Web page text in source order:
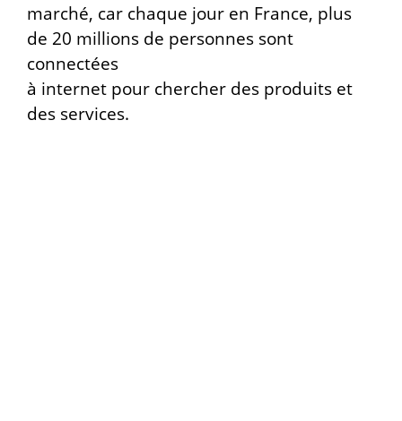
marché, car chaque jour en France, plus
de 20 millions de personnes sont
connectées
à internet pour chercher des produits et
des services.